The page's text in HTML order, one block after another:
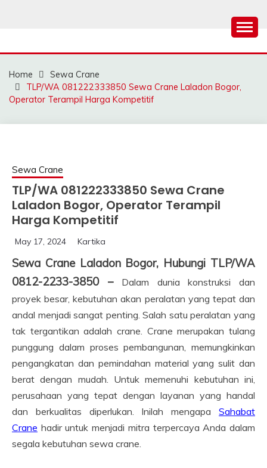
SAHABAT CRANE |
JASA SEWA CRANE |
FORKLIFT | SKYLIFT
Home
Sewa Crane
TLP/WA 081222333850 Sewa Crane Laladon Bogor,
Operator Terampil Harga Kompetitif
Sewa Crane
TLP/WA 081222333850 Sewa Crane
Laladon Bogor, Operator Terampil
Harga Kompetitif
May 17, 2024 Kartika
Sewa Crane Laladon Bogor, Hubungi TLP/WA
0812-2233-3850 –
Dalam dunia konstruksi dan
proyek besar, kebutuhan akan peralatan yang tepat dan
andal menjadi sangat penting. Salah satu peralatan yang
tak tergantikan adalah crane. Crane merupakan tulang
punggung dalam proses pembangunan, memungkinkan
pengangkatan dan pemindahan material yang sulit dan
berat dengan mudah. Untuk memenuhi kebutuhan ini,
perusahaan yang tepat dengan layanan yang handal
dan berkualitas diperlukan. Inilah mengapa Sahabat
Crane hadir untuk menjadi mitra terpercaya Anda dalam
segala kebutuhan sewa crane.